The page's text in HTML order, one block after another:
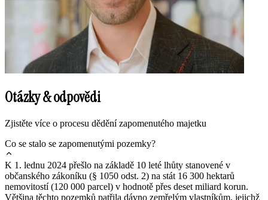
Otázky & odpovědi
Zjistěte více o procesu dědění zapomenutého majetku
Co se stalo se zapomenutými pozemky?
K 1. lednu 2024 přešlo na základě 10 leté lhůty stanovené v
občanského zákoníku (§ 1050 odst. 2) na stát 16 300 hektarů
nemovitostí (120 000 parcel) v hodnotě přes deset miliard korun.
Většina těchto pozemků patřila dávno zemřelým vlastníkům, jejichž